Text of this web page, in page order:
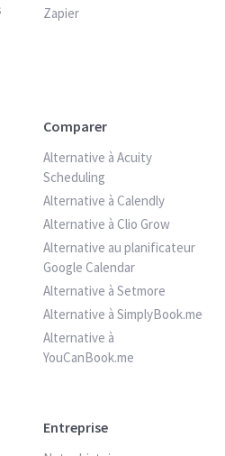
Zapier
Comparer
Alternative à Acuity
Scheduling
Alternative à Calendly
Alternative à Clio Grow
Alternative au planificateur
Google Calendar
Alternative à Setmore
Alternative à SimplyBook.me
Alternative à
YouCanBook.me
Entreprise